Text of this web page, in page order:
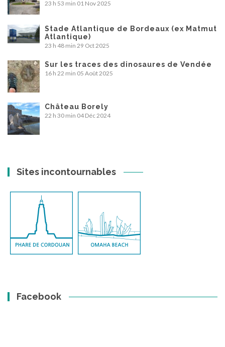
23 h 53 min 01 Nov 2025
Stade Atlantique de Bordeaux (ex Matmut
Atlantique)
23 h 48 min 29 Oct 2025
Sur les traces des dinosaures de Vendée
16 h 22 min 05 Août 2025
Château Borely
22 h 30 min 04 Déc 2024
Sites incontournables
Facebook